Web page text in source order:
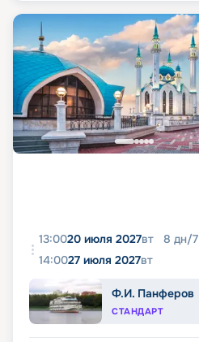
13:0020 июля 2027вт 8 дн/7
14:0027 июля 2027вт
Ф.И. Панферов
СТАНДАРТ